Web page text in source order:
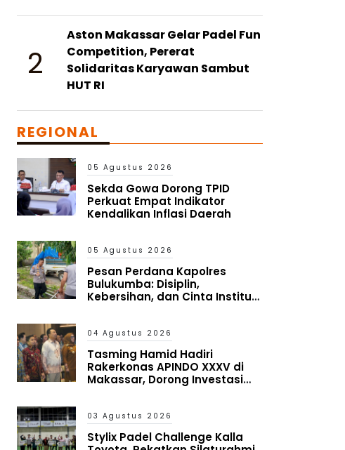
2
Aston Makassar Gelar Padel Fun
Competition, Pererat
Solidaritas Karyawan Sambut
HUT RI
REGIONAL
05 Agustus 2026
Sekda Gowa Dorong TPID
Perkuat Empat Indikator
Kendalikan Inflasi Daerah
05 Agustus 2026
Pesan Perdana Kapolres
Bulukumba: Disiplin,
Kebersihan, dan Cinta Institusi
04 Agustus 2026
Tasming Hamid Hadiri
Rakerkonas APINDO XXXV di
Makassar, Dorong Investasi
03 Agustus 2026
Stylix Padel Challenge Kalla